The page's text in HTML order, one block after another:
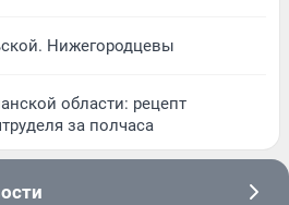
Нижегородцевы
области: рецепт
за полчаса